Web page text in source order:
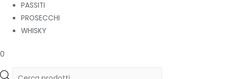
PASSITI
PROSECCHI
WHISKY
0
Products